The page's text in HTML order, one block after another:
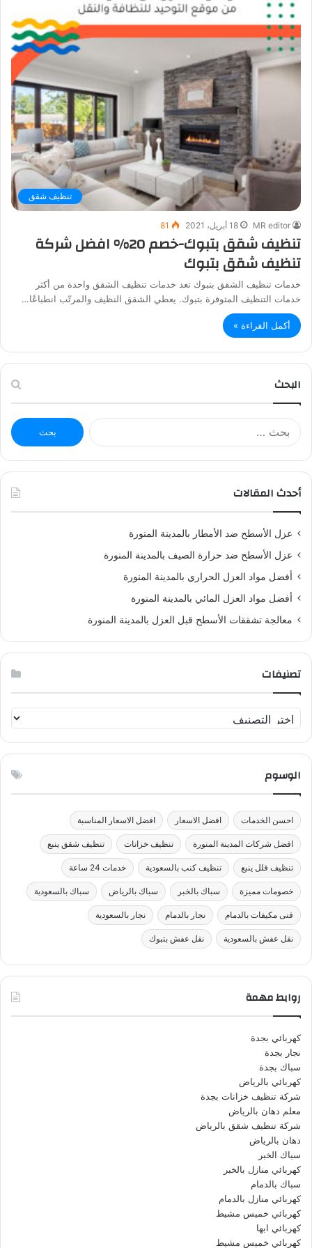
تنظيف شقق
MR editor 18 أبريل، 2021 81
تنظيف شقق بتبوك-خصم 20% افضل شركة
تنظيف شقق بتبوك
خدمات تنظيف الشقق بتبوك تعد خدمات تنظيف الشقق واحدة من أكثر
خدمات التنظيف المتوفرة بتبوك. يعطي الشقق النظيف والمرتّب انطباعًا…
أكمل القراءة »
البحث
ن
أحدث المقالات
عزل الأسطح ضد الأمطار بالمدينة المنورة
عزل الأسطح ضد حرارة الصيف بالمدينة المنورة
أفضل مواد العزل الحراري بالمدينة المنورة
أفضل مواد العزل المائي بالمدينة المنورة
معالجة تشققات الأسطح قبل العزل بالمدينة المنورة
تصنيفات
ص
ن
ف
الوسوم
احسن الخدمات افضل الاسعار افضل الاسعار المناسبة
افضل شركات المدينة المنورة تنظيف خزانات تنظيف شقق ينبع
تنظيف فلل ينبع تنظيف كنب بالسعودية خدمات 24 ساعة
خصومات مميزة سباك بالخبر سباك بالرياض سباك بالسعودية
فنى مكيفات بالدمام نجار بالدمام نجار بالسعودية
نقل عفش بالسعودية نقل عفش بتبوك
روابط مهمة
كهربائي بجدة
نجار بجدة
سباك بجدة
كهربائي بالرياض
شركة تنظيف خزانات بجدة
معلم دهان بالرياض
شركة تنظيف شقق بالرياض
دهان بالرياض
سباك الخبر
كهربائي منازل بالخبر
سباك بالدمام
كهربائي منازل بالدمام
كهربائي خميس مشيط
كهربائي ابها
كهربائي خميس مشيط